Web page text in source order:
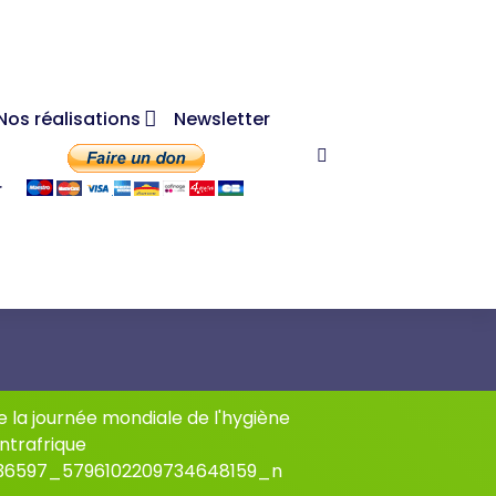
réalisations Newsletter
la journée mondiale de l'hygiène